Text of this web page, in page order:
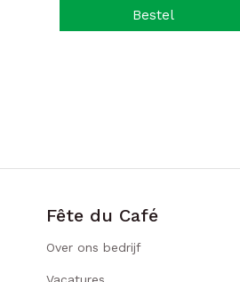
Bestel
Fête du Café
Over ons bedrijf